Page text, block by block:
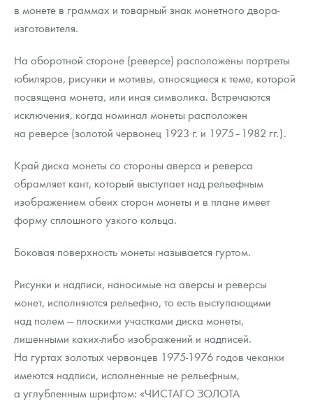
в монете в граммах и товарный знак монетного двора-
изготовителя.
На оборотной стороне (реверсе) расположены портреты
юбиляров, рисунки и мотивы, относящиеся к теме, которой
посвящена монета, или иная символика. Встречаются
исключения, когда номинал монеты расположен
на реверсе (золотой червонец 1923 г. и 1975–1982 гг.).
Край диска монеты со стороны аверса и реверса
обрамляет кант, который выступает над рельефным
изображением обеих сторон монеты и в плане имеет
форму сплошного узкого кольца.
Боковая поверхность монеты называется гуртом.
Рисунки и надписи, наносимые на аверсы и реверсы
монет, исполняются рельефно, то есть выступающими
над полем — плоскими участками диска монеты,
лишенными каких-либо изображений и надписей.
На гуртах золотых червонцев 1975-1976 годов чеканки
имеются надписи, исполненные не рельефным,
а углубленным шрифтом: «ЧИСТАГО ЗОЛОТА